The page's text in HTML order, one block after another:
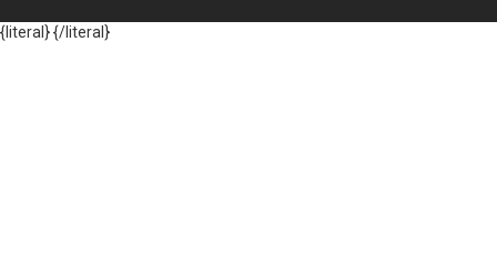
{literal}{/literal}